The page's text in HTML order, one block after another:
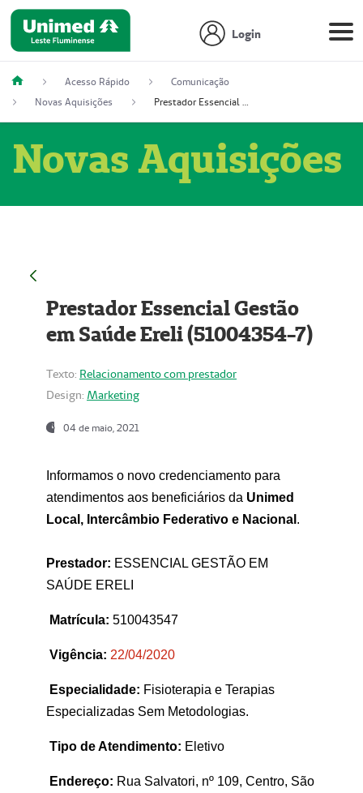
Login
Acesso Rápido
Comunicação
Novas Aquisições
Prestador Essencial Gestão em Saúde Ereli (51004354-7)
Novas Aquisições
Prestador Essencial Gestão
em Saúde Ereli (51004354-7)
Texto: Relacionamento com prestador
Design: Marketing
04 de maio, 2021
Informamos o novo credenciamento para
atendimentos aos beneficiários da Unimed
Local, Intercâmbio Federativo e Nacional .
Prestador: ESSENCIAL GESTÃO EM
SAÚDE ERELI
Matrícula: 510043547
Vigência: 22/04/2020
Especialidade: Fisioterapia e Terapias
Especializadas Sem Metodologias.
Tipo de Atendimento: Eletivo
Endereço: Rua Salvatori, nº 109, Centro, São